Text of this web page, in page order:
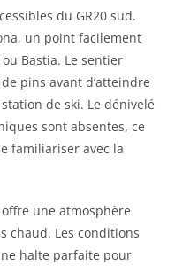
du GR20 sud.
un point facilement
Bastia. Le sentier
pins avant d’atteindre
de ski. Le dénivelé
sont absentes, ce
familiariser avec la
une atmosphère
chaud. Les conditions
halte parfaite pour